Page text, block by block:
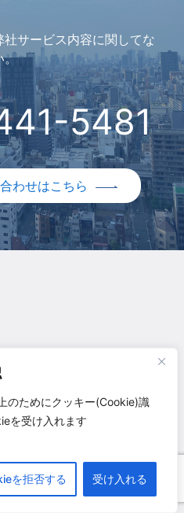
のためにクッキー(Cookie)識
を受け入れます
を拒否する 受け入れる
サービス内容に関してな
。
5481
わせはこちら
06-6441-6038